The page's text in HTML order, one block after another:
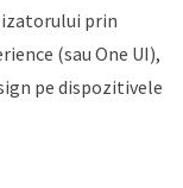
prin
(sau One UI),
pe dispozitivele